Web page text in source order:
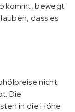
kommt, bewegt
dass es
nicht
Die
in die Höhe